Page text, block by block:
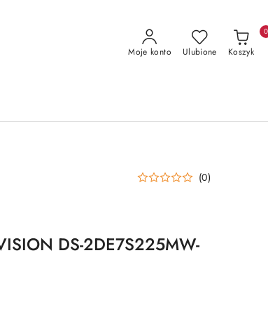
Moje konto Ulubione Koszyk
0
(0)
DS-2DE7S225MW-